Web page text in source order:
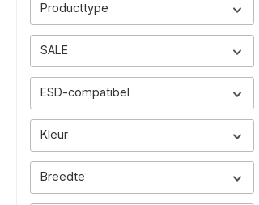
Producttype
SALE
ESD-compatibel
Kleur
Breedte